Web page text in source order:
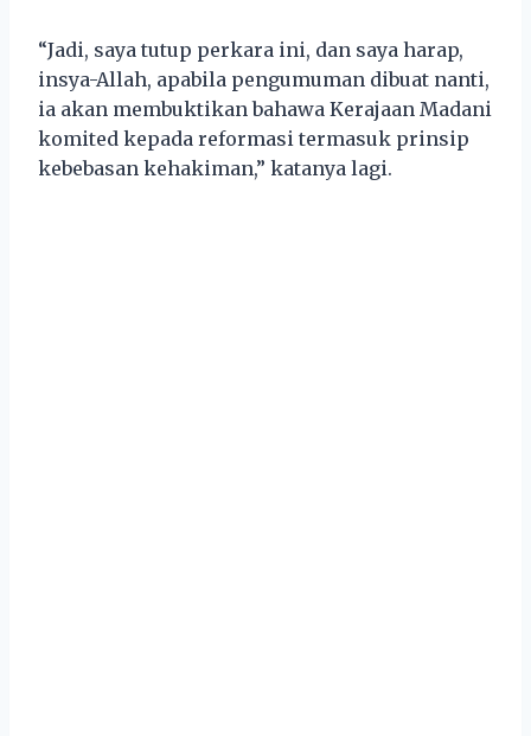
“Jadi, saya tutup perkara ini, dan saya harap,
insya-Allah, apabila pengumuman dibuat nanti,
ia akan membuktikan bahawa Kerajaan Madani
komited kepada reformasi termasuk prinsip
kebebasan kehakiman,” katanya lagi.